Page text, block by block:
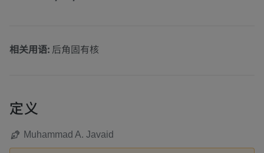
相关用语: 后角固有核
定义
Muhammad A. Javaid